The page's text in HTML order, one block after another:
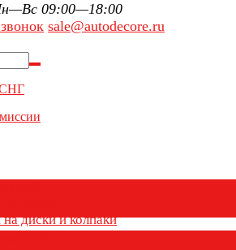
09:00—18:00
sale@autodecore.ru
СНГ
диски и колпаки
колеса